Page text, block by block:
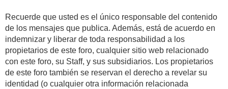
Recuerde que usted es el único responsable del contenido
de los mensajes que publica. Además, está de acuerdo en
indemnizar y liberar de toda responsabilidad a los
propietarios de este foro, cualquier sitio web relacionado
con este foro, su Staff, y sus subsidiarios. Los propietarios
de este foro también se reservan el derecho a revelar su
identidad (o cualquier otra información relacionada